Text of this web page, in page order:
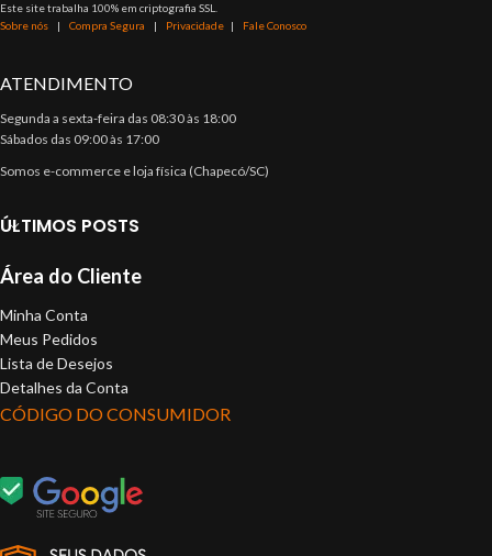
Este site trabalha 100% em criptografia SSL.
Sobre nós | Compra Segura | Privacidade | Fale Conosco
ATENDIMENTO
Segunda a sexta-feira das 08:30 às 18:00
Sábados das 09:00 às 17:00
Somos e-commerce e loja física (Chapecó/SC)
ÚLTIMOS POSTS
Área do Cliente
Minha Conta
Meus Pedidos
Lista de Desejos
Detalhes da Conta
CÓDIGO DO CONSUMIDOR